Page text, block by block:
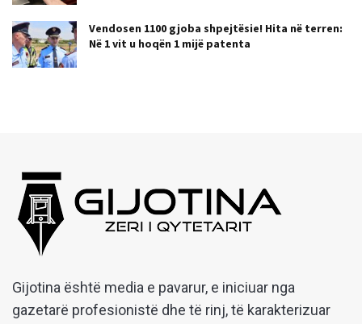
Vendosen 1100 gjoba shpejtësie! Hita në terren:
Në 1 vit u hoqën 1 mijë patenta
Gijotina është media e pavarur, e iniciuar nga
gazetarë profesionistë dhe të rinj, të karakterizuar